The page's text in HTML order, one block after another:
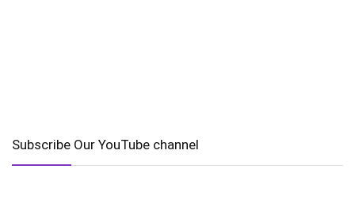
Subscribe Our YouTube channel